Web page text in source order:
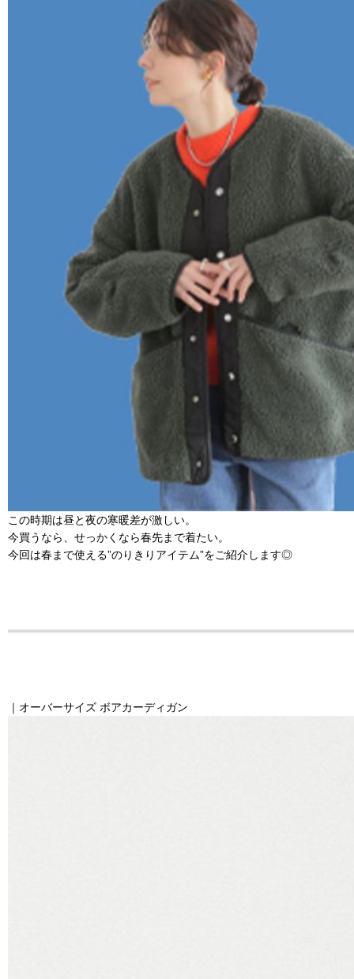
この時期は昼と夜の寒暖差が激しい。
今買うなら、せっかくなら春先まで着たい。
今回は春まで使える”のりきりアイテム”をご紹介します◎
｜オーバーサイズ ボアカーディガン